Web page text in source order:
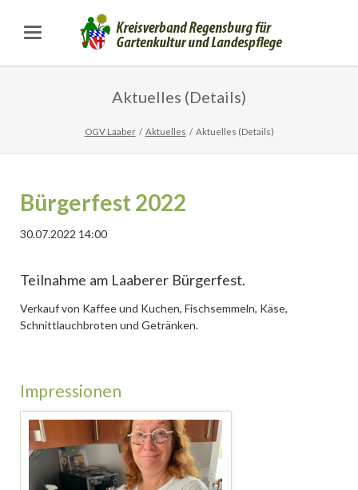
Aktuelles (Details)
OGV Laaber Aktuelles Aktuelles (Details)
Bürgerfest 2022
30.07.2022 14:00
Teilnahme am Laaberer Bürgerfest.
Verkauf von Kaffee und Kuchen, Fischsemmeln, Käse,
Schnittlauchbroten und Getränken.
Impressionen